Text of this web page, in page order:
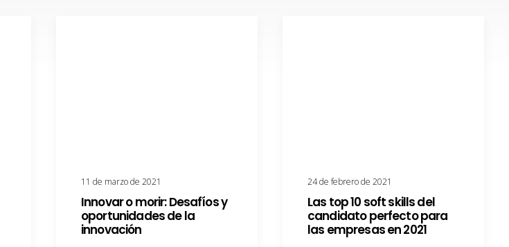
11 de marzo de 2021
Innovar o morir: Desafíos y
oportunidades de la
innovación
24 de febrero de 2021
Las top 10 soft skills del
candidato perfecto para
las empresas en 2021